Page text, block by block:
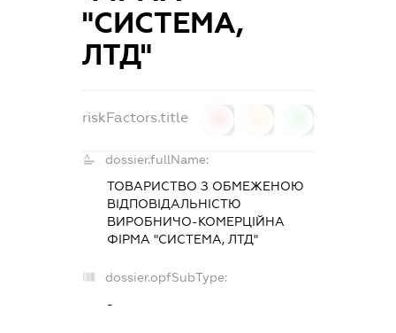
"СИСТЕМА,
ЛТД"
riskFactors.title
dossier.fullName:
ТОВАРИСТВО З ОБМЕЖЕНОЮ
ВІДПОВІДАЛЬНІСТЮ
ВИРОБНИЧО-КОМЕРЦІЙНА
ФІРМА "СИСТЕМА, ЛТД"
dossier.opfSubType:
-